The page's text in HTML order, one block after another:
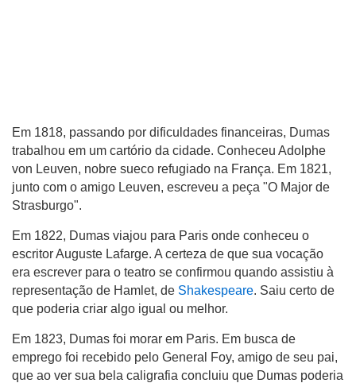
Em 1818, passando por dificuldades financeiras, Dumas
trabalhou em um cartório da cidade. Conheceu Adolphe
von Leuven, nobre sueco refugiado na França. Em 1821,
junto com o amigo Leuven, escreveu a peça "O Major de
Strasburgo".
Em 1822, Dumas viajou para Paris onde conheceu o
escritor Auguste Lafarge. A certeza de que sua vocação
era escrever para o teatro se confirmou quando assistiu à
representação de Hamlet, de Shakespeare. Saiu certo de
que poderia criar algo igual ou melhor.
Em 1823, Dumas foi morar em Paris. Em busca de
emprego foi recebido pelo General Foy, amigo de seu pai,
que ao ver sua bela caligrafia concluiu que Dumas poderia